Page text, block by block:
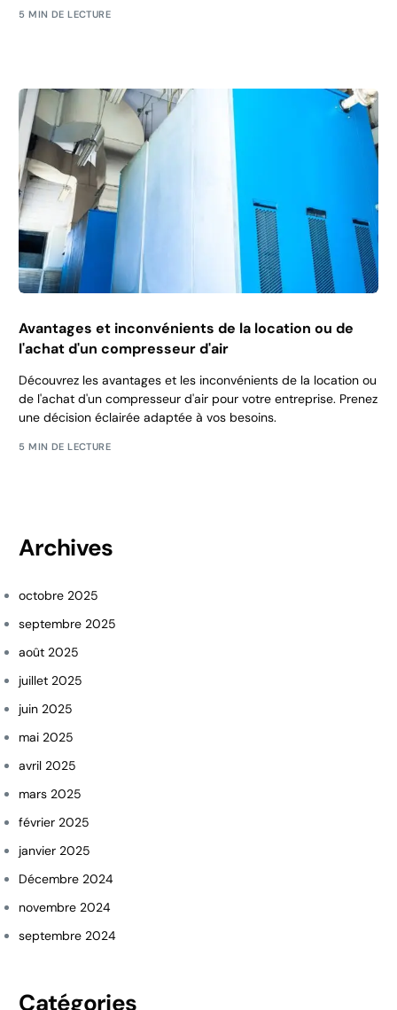
5 MIN DE LECTURE
Avantages et inconvénients de la location ou de
l'achat d'un compresseur d'air
Découvrez les avantages et les inconvénients de la location ou
de l'achat d'un compresseur d'air pour votre entreprise. Prenez
une décision éclairée adaptée à vos besoins.
5 MIN DE LECTURE
Archives
octobre 2025
septembre 2025
août 2025
juillet 2025
juin 2025
mai 2025
avril 2025
mars 2025
février 2025
janvier 2025
Décembre 2024
novembre 2024
septembre 2024
Catégories